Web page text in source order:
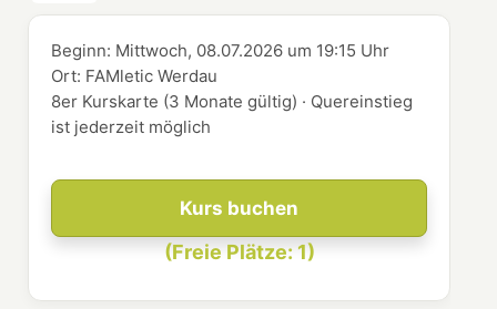
Kurs buchen
(Freie Plätze: 1)
Beginn: Mittwoch, 08.07.2026 um 19:15 Uhr
Ort: FAMletic Werdau
8er Kurskarte (3 Monate gültig) · Quereinstieg
ist jederzeit möglich